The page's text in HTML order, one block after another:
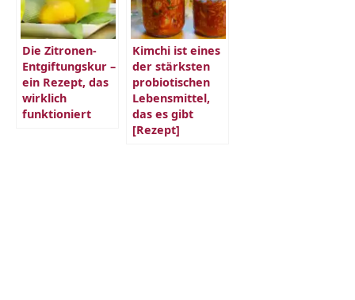
Die Zitronen-
Entgiftungskur –
ein Rezept, das
wirklich
funktioniert
Kimchi ist eines
der stärksten
probiotischen
Lebensmittel,
das es gibt
[Rezept]